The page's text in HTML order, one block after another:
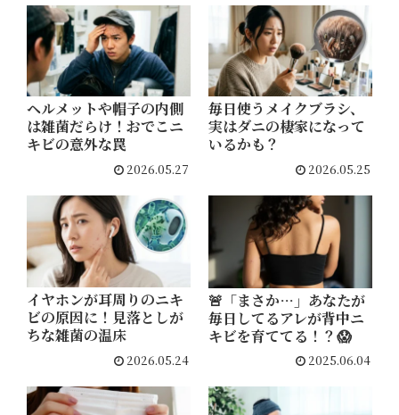
ヘルメットや帽子の内側
は雑菌だらけ！おでこニ
キビの意外な罠
2026.05.27
毎日使うメイクブラシ、
実はダニの棲家になって
いるかも？
2026.05.25
イヤホンが耳周りのニキ
ビの原因に！見落としが
ちな雑菌の温床
2026.05.24
🚨「まさか…」あなたが
毎日してるアレが背中ニ
キビを育ててる！？😱
2025.06.04